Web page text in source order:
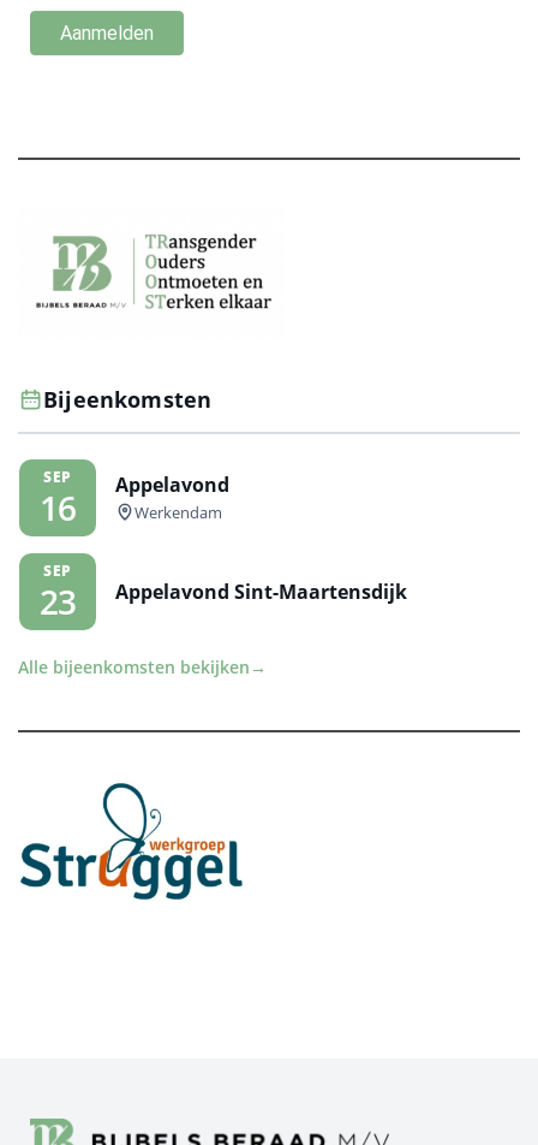
Bijeenkomsten
SEP
16
Appelavond
Werkendam
SEP
23 Appelavond Sint-Maartensdijk
Alle bijeenkomsten bekijken →